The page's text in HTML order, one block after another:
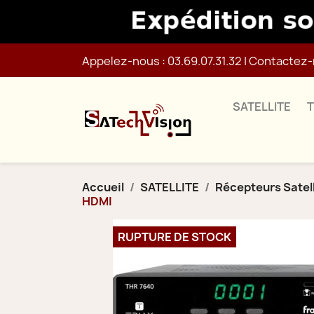
Appelez-nous : 03.69.07.31.32 |
SATELLITE
Accueil SATELLITE
Récepteurs
HDMI
RUPTURE DE STOCK